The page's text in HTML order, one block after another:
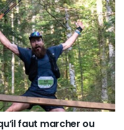
faut marcher ou